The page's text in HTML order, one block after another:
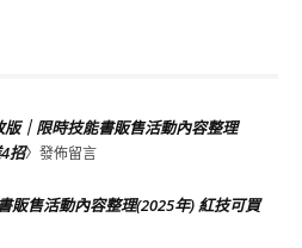
版｜限時技能書販售活動內容整理
招〉發佈留言
販售活動內容整理(2025年) 紅技可買